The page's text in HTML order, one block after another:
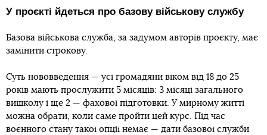
У проєкті йдеться про базову військову службу
Базова військова служба, за задумом авторів проєкту, має
замінити строкову.
Суть нововведення — усі громадяни віком від 18 до 25
років мають прослужити 5 місяців: 3 місяці загального
вишколу і ще 2 — фахової підготовки. У мирному житті
можна обрати, коли саме пройти цей курс. Під час
воєнного стану такої опції немає — дати базової служби